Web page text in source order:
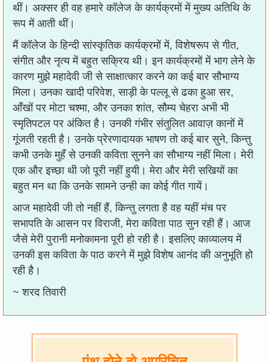
थीं। अक्सर ही वह हमारे कॉलेज के कार्यक्रमों में मुख्य अतिथि के
रूप में आती थीं।
मैं कॉलेज के हिन्दी सांस्कृतिक कार्यक्रमों में, विशेषरूप से गीत,
संगीत और नृत्य में बहुत सक्रिय थी। इन कार्यक्रमों में भाग लेने के
कारण मुझे महादेवी जी से साक्षात्कार करने का कई बार सौभाग्य
मिला। उनका खादी परिवेश, साड़ी के पल्लू से ढका हुआ सर,
आँखों पर मोटा चश्मा, और उनका शांत, सौम्य चेहरा अभी भी
स्मृतिपटल पर अंकित है। उनकी गंभीर संतुलित आवाज़ कानों में
गूंजती रहती है। उनके प्रेरणादायक भाषण तो कई बार सुने, किन्तु
कभी उनके मुहँ से उनकी कविता सुनने का सौभाग्य नहीं मिला। मेरी
एक और इच्छा थी जो पूरी नहीं हुयी। मेरा और मेरी सखियों का
बहुत मन था कि उनके सामने उन्ही का कोई गीत गायें।
आज महादेवी जी तो नहीं हैं, किन्तु लगता है वह यहीं मंच पर
सभापति के आसन पर विराजी, मेरा कविता पाठ सुन रही हैं। आज
जैसे मेरी पुरानी मनोकामना पूरी हो रही है। इसलिए काव्यालय में
उनकी इस कविता के पाठ करने में मुझे विशेष आनंद की अनुभूति हो
रही है।
~ शरद तिवारी